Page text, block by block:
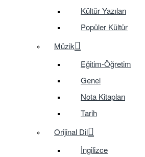
Kültür Yazıları
Popüler Kültür
Müzik
Eğitim-Öğretim
Genel
Nota Kitapları
Tarih
Orijinal Dil
İngilizce